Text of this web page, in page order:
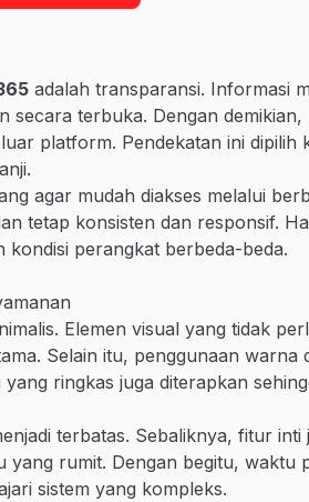
adalah transparansi. Informasi
secara terbuka. Dengan demikian,
platform. Pendekatan ini dipilih
agar mudah diakses melalui
tetap konsisten dan responsif.
kondisi perangkat berbeda-beda.
Elemen visual yang tidak
Selain itu, penggunaan warna
ringkas juga diterapkan
terbatas. Sebaliknya, fitur inti
yang rumit. Dengan begitu, waktu
sistem yang kompleks.